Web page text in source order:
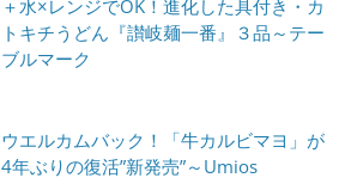
＋水×レンジでOK！進化した具付き・カ
トキチうどん『讃岐麺一番』３品～テー
ブルマーク
ウエルカムバック！「牛カルビマヨ」が
4年ぶりの復活”新発売”～Umios